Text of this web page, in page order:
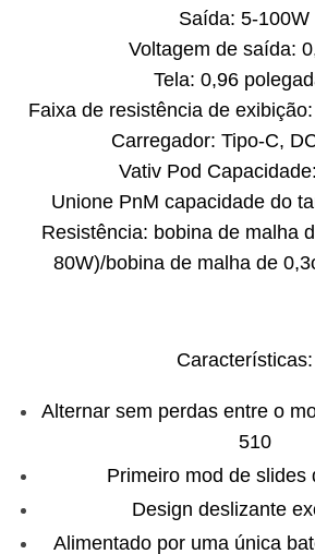
Saída: 5-100W
Voltagem de saída:
Tela: 0,96
Faixa de resistência de
Carregador: Tipo-C,
Vativ Pod
Unione PnM capacidade do
Resistência: bobina de malha
80W)/bobina de malha de
Características:
Alternar sem perdas entre o
510
Primeiro mod de slides
Design deslizante
Alimentado por uma única